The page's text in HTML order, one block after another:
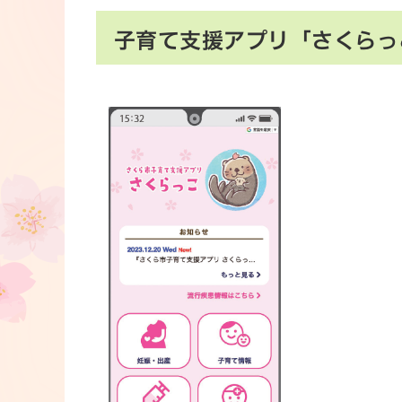
子育て支援アプリ「さくら